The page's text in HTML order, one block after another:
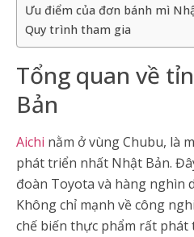
Ưu điểm của đơn bánh mì
Quy trình tham gia
Tổng quan về
Bản
Aichi nằm ở vùng Chubu, là
phát triển nhất Nhật Bản.
đoàn Toyota và hàng nghìn
Không chỉ mạnh về công
chế biến thực phẩm rất phát